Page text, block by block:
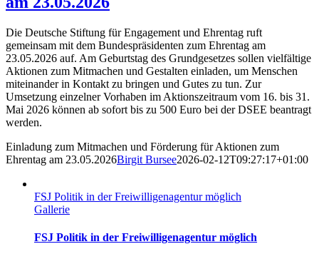
Die Deutsche Stiftung für Engagement und Ehrentag ruft
gemeinsam mit dem Bundespräsidenten zum Ehrentag am
23.05.2026 auf. Am Geburtstag des Grundgesetzes sollen vielfältige
Aktionen zum Mitmachen und Gestalten einladen, um Menschen
miteinander in Kontakt zu bringen und Gutes zu tun. Zur
Umsetzung einzelner Vorhaben im Aktionszeitraum vom 16. bis 31.
Mai 2026 können ab sofort bis zu 500 Euro bei der DSEE beantragt
werden.
Einladung zum Mitmachen und Förderung für Aktionen zum
Ehrentag am 23.05.2026Birgit Bursee2026-02-12T09:27:17+01:00
FSJ Politik in der Freiwilligenagentur möglich
Gallerie
FSJ Politik in der Freiwilligenagentur möglich